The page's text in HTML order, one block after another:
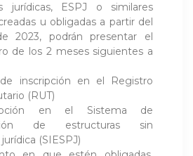
jurídicas, ESPJ o similares
u obligadas a partir del
2023, podrán presentar el
de los 2 meses siguientes a
inscripción en el Registro
(RUT)
en el Sistema de
de estructuras sin
(SIESPJ)